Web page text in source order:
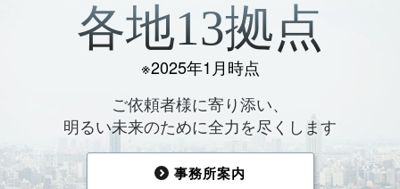
各地13拠点
※2025年1月時点
ご依頼者様に寄り添い、
明るい未来のために全力を尽くします
事務所案内